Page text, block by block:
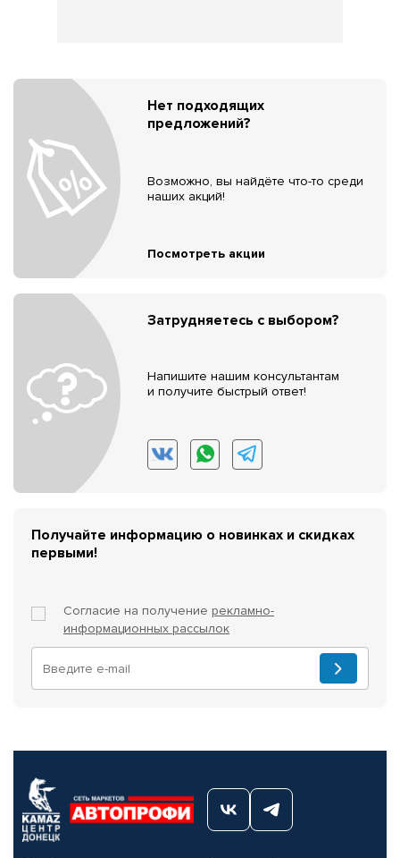
Нет подходящих
предложений?
Возможно, вы найдёте что-то среди
наших акций!
Посмотреть акции
Затрудняетесь с выбором?
Напишите нашим консультантам
и получите быстрый ответ!
Получайте информацию о новинках и скидках
первыми!
Согласие на получение рекламно-
информационных рассылок